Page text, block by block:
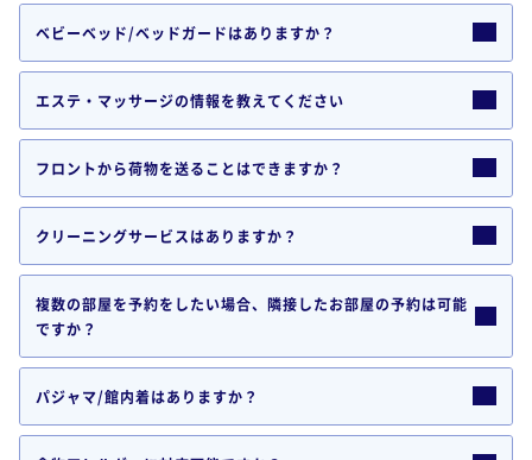
ベビーベッド/ベッドガードはありますか？
エステ・マッサージの情報を教えてください
フロントから荷物を送ることはできますか？
クリーニングサービスはありますか？
複数の部屋を予約をしたい場合、隣接したお部屋の予約は可能
ですか？
パジャマ/館内着はありますか？